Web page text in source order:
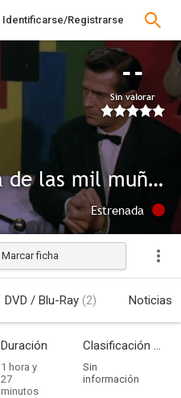
Identificarse/Registrarse
--
Sin valorar
La casa de las mil muñecas
Estrenada
Marcar ficha
DVD / Blu-Ray (2) Noticias
Duración
1 hora y
27
minutos
Clasificación por edades
Sin
información